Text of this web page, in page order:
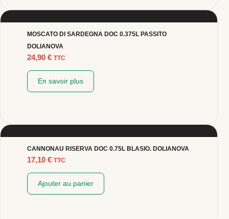
MOSCATO DI SARDEGNA DOC 0.375L PASSITO
DOLIANOVA
24,90 € TTC
En savoir plus
CANNONAU RISERVA DOC 0.75L BLASIO. DOLIANOVA
17,10 € TTC
Ajouter au panier